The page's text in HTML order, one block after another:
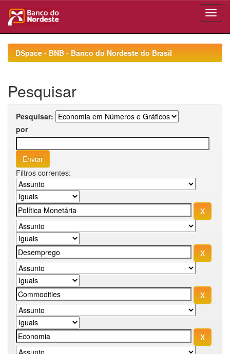
navigationDSpace - BNB - Banco do Nordeste do Brasil
Pesquisar
Pesquisar:
por
Filtros correntes: